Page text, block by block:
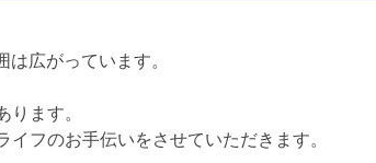
広がっています。
ます。
フのお手伝いをさせていただきます。